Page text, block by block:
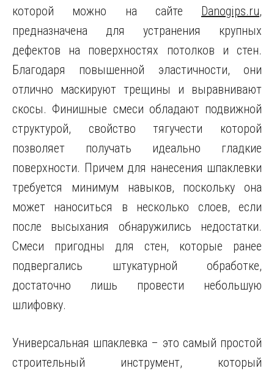
которой можно на сайте Danogips.ru,
предназначена для устранения крупных
дефектов на поверхностях потолков и стен.
Благодаря повышенной эластичности, они
отлично маскируют трещины и выравнивают
скосы. Финишные смеси обладают подвижной
структурой, свойство тягучести которой
позволяет получать идеально гладкие
поверхности. Причем для нанесения шпаклевки
требуется минимум навыков, поскольку она
может наноситься в несколько слоев, если
после высыхания обнаружились недостатки.
Смеси пригодны для стен, которые ранее
подвергались штукатурной обработке,
достаточно лишь провести небольшую
шлифовку.
Универсальная шпаклевка – это самый простой
строительный инструмент, который